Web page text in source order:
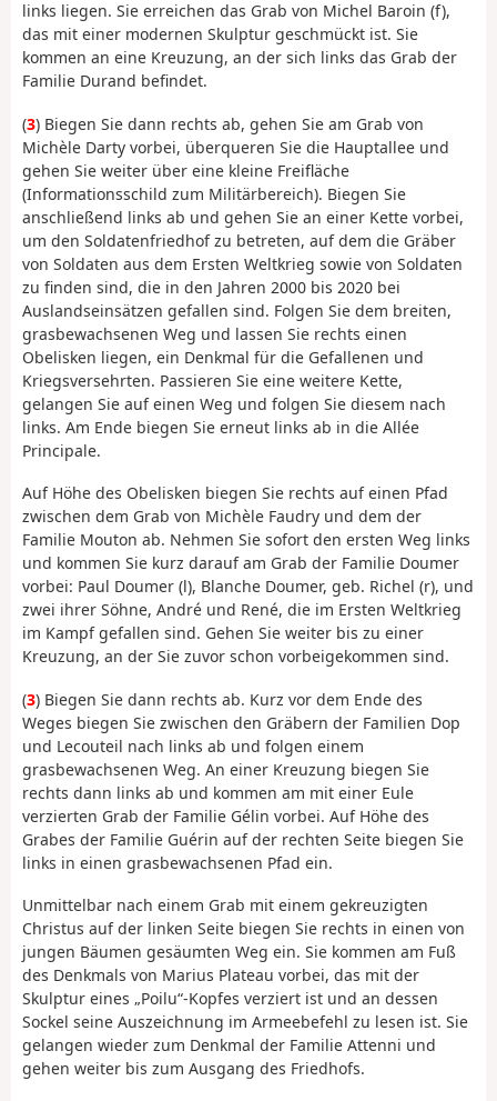
links liegen. Sie erreichen das Grab von Michel Baroin (f),
das mit einer modernen Skulptur geschmückt ist. Sie
kommen an eine Kreuzung, an der sich links das Grab der
Familie Durand befindet.
(3) Biegen Sie dann rechts ab, gehen Sie am Grab von
Michèle Darty vorbei, überqueren Sie die Hauptallee und
gehen Sie weiter über eine kleine Freifläche
(Informationsschild zum Militärbereich). Biegen Sie
anschließend links ab und gehen Sie an einer Kette vorbei,
um den Soldatenfriedhof zu betreten, auf dem die Gräber
von Soldaten aus dem Ersten Weltkrieg sowie von Soldaten
zu finden sind, die in den Jahren 2000 bis 2020 bei
Auslandseinsätzen gefallen sind. Folgen Sie dem breiten,
grasbewachsenen Weg und lassen Sie rechts einen
Obelisken liegen, ein Denkmal für die Gefallenen und
Kriegsversehrten. Passieren Sie eine weitere Kette,
gelangen Sie auf einen Weg und folgen Sie diesem nach
links. Am Ende biegen Sie erneut links ab in die Allée
Principale.
Auf Höhe des Obelisken biegen Sie rechts auf einen Pfad
zwischen dem Grab von Michèle Faudry und dem der
Familie Mouton ab. Nehmen Sie sofort den ersten Weg links
und kommen Sie kurz darauf am Grab der Familie Doumer
vorbei: Paul Doumer (l), Blanche Doumer, geb. Richel (r), und
zwei ihrer Söhne, André und René, die im Ersten Weltkrieg
im Kampf gefallen sind. Gehen Sie weiter bis zu einer
Kreuzung, an der Sie zuvor schon vorbeigekommen sind.
(3) Biegen Sie dann rechts ab. Kurz vor dem Ende des
Weges biegen Sie zwischen den Gräbern der Familien Dop
und Lecouteil nach links ab und folgen einem
grasbewachsenen Weg. An einer Kreuzung biegen Sie
rechts dann links ab und kommen am mit einer Eule
verzierten Grab der Familie Gélin vorbei. Auf Höhe des
Grabes der Familie Guérin auf der rechten Seite biegen Sie
links in einen grasbewachsenen Pfad ein.
Unmittelbar nach einem Grab mit einem gekreuzigten
Christus auf der linken Seite biegen Sie rechts in einen von
jungen Bäumen gesäumten Weg ein. Sie kommen am Fuß
des Denkmals von Marius Plateau vorbei, das mit der
Skulptur eines „Poilu“-Kopfes verziert ist und an dessen
Sockel seine Auszeichnung im Armeebefehl zu lesen ist. Sie
gelangen wieder zum Denkmal der Familie Attenni und
gehen weiter bis zum Ausgang des Friedhofs.